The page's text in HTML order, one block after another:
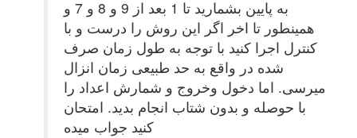
به پایین بشمارید تا 1 بعد از 9 و 8 و 7 و
همینطور تا اخر اگر این روش را درست و با
کنترل اجرا کنید با توجه به طول زمان صرف
شده در واقع به حد طبیعی زمان انزال
میرسی. اما دخول وخروج و شمارش اعداد را
با حوصله و بدون شتاب انجام بدید. امتحان
کنید جواب میده